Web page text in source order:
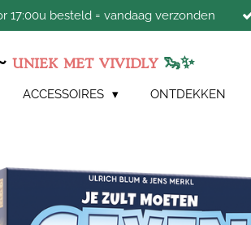
17:00u besteld = vandaag verzonden
UNIEK MET VIVIDLY 🦦✨
ACCESSOIRES ONTDEKKEN